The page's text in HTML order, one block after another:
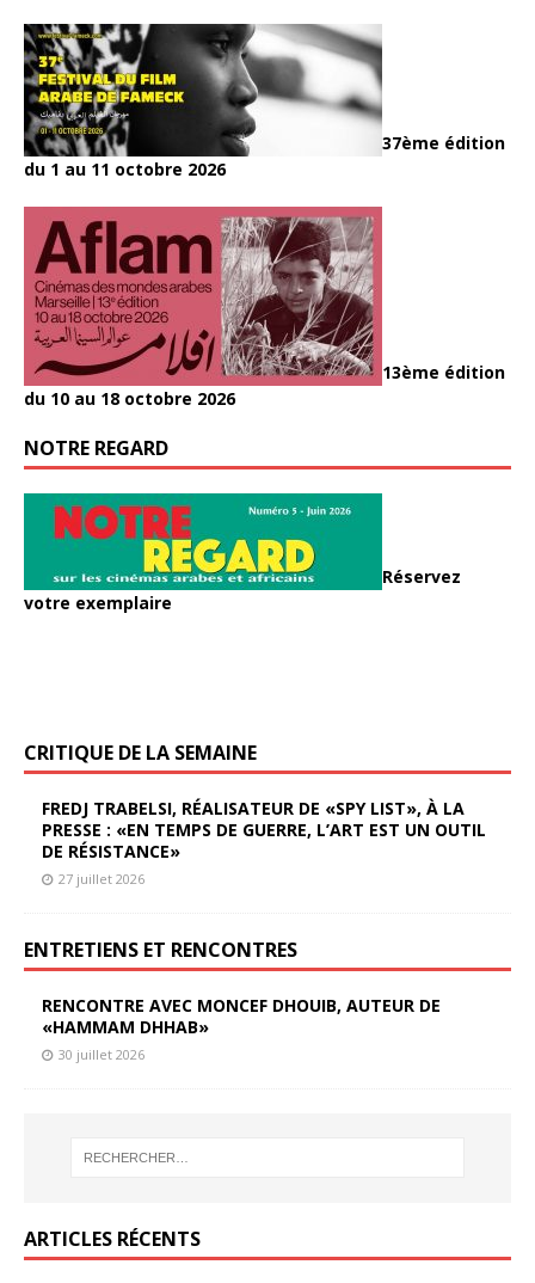
37ème édition
du 1 au 11 octobre 2026
13ème édition
du 10 au 18 octobre 2026
NOTRE REGARD
Réservez
votre exemplaire
CRITIQUE DE LA SEMAINE
FREDJ TRABELSI, RÉALISATEUR DE «SPY LIST», À LA
PRESSE : «EN TEMPS DE GUERRE, L’ART EST UN OUTIL
DE RÉSISTANCE»
27 juillet 2026
ENTRETIENS ET RENCONTRES
RENCONTRE AVEC MONCEF DHOUIB, AUTEUR DE
«HAMMAM DHHAB»
30 juillet 2026
ARTICLES RÉCENTS